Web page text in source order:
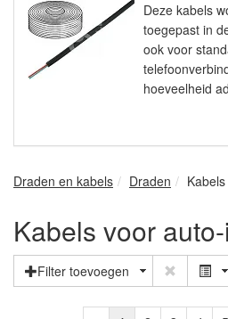
Deze kabels
toegepast in
ook voor
hoeveelheid
Draden en kabels Draden
Kabels voor
Filter toevoegen